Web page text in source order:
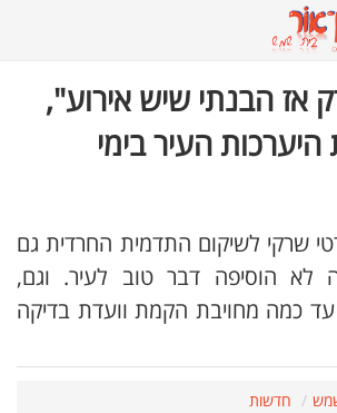
אז הבנתי שיש אירוע",
היערכות העיר בימי
שרקי לשיקום התדמית החרדית גם
לא הוסיפה דבר טוב לעיר. וגם,
עד כמה מחויבת הקמת וועדת בדיקה
חדשות